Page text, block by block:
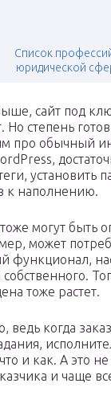
Список
юридической
сайт под
Но степень
про обычный
установить
к наполнению.
могут быть
может
функционал,
тоже растет.
ведь когда
и как. А это не
и чаще